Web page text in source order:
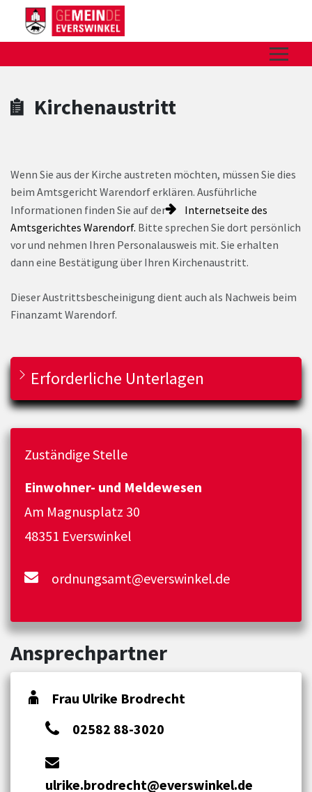
Zum Header
Zum Hauptinhalt
Zum Footer
Zum Hauptinhalt springen
Kirchenaustritt
Wenn Sie aus der Kirche austreten möchten, müssen Sie dies
beim Amtsgericht Warendorf erklären. Ausführliche
Informationen finden Sie auf der
Internetseite des
Amtsgerichtes Warendorf. Bitte sprechen Sie dort persönlich
vor und nehmen Ihren Personalausweis mit. Sie erhalten
dann eine Bestätigung über Ihren Kirchenaustritt.
Dieser Austrittsbescheinigung dient auch als Nachweis beim
Finanzamt Warendorf.
Erforderliche Unterlagen
Zuständige Stelle
Einwohner- und Meldewesen
Am Magnusplatz 30
48351 Everswinkel
ordnungsamt@everswinkel.de
Ansprechpartner
Frau Ulrike Brodrecht
02582 88-3020
ulrike.brodrecht@everswinkel.de